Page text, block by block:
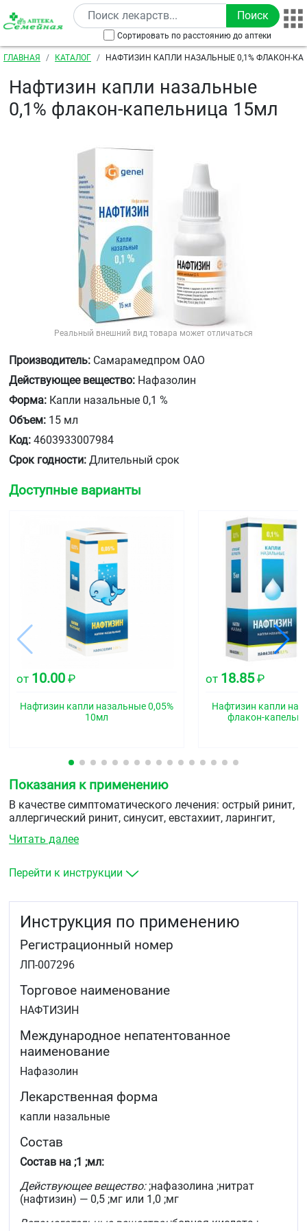
Перейти к основному содержанию
Сортировать по расстоянию до аптеки
Строка навигации
ГЛАВНАЯ КАТАЛОГ НАФТИЗИН КАПЛИ НАЗАЛЬНЫЕ 0,1% ФЛАКОН-
Нафтизин капли назальные
0,1% флакон-капельница 15мл
Реальный внешний вид товара может отличаться
Производитель: Самарамедпром ОАО
Действующее вещество: Нафазолин
Форма: Капли назальные 0,1 %
Объем: 15 мл
Код: 4603933007984
Срок годности: Длительный срок
Доступные варианты
от 10.00 ₽
Нафтизин капли назальные 0,05%
10мл
от 18.85₽
Нафтизин капли
флакон-
Показания к применению
В качестве симптоматического лечения: острый ринит,
аллергический ринит, синусит, евстахиит, ларингит,
фоне облучения, гиперемия слизистой оболочки после
Для остановки носовых кровотечений, для облегчения
поверхностной анестезии.
Читать далее
Перейти к инструкции
Инструкция по применению
Регистрационный номер
ЛП-007296
Торговое наименование
НАФТИЗИН
Международное непатентованное
наименование
Нафазолин
Лекарственная форма
капли назальные
Состав
Состав на ;1 ;мл:
Действующее вещество:;нафазолина ;нитрат
(нафтизин) — 0,5 ;мг или 1,0 ;мг
Вспомогательные вещества:;борная кислота ;—